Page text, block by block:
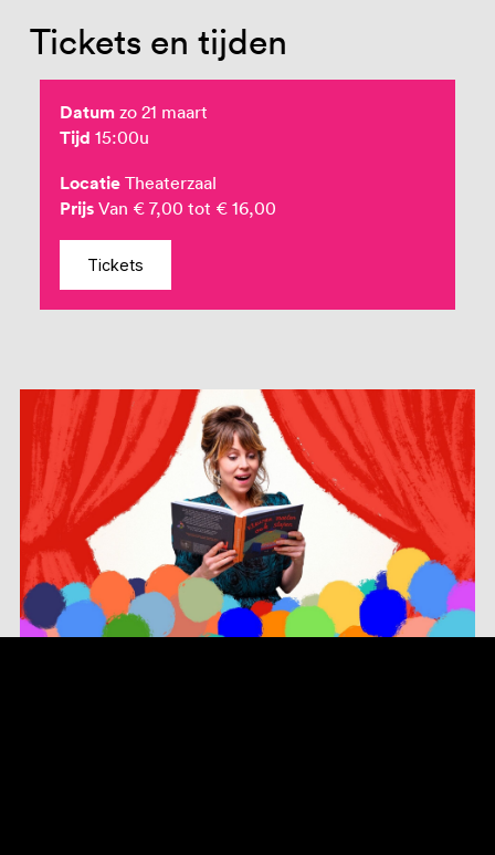
Tickets en tijden
Datum zo 21 maart
Tijd 15:00u
Locatie Theaterzaal
Prijs Van € 7,00 tot € 16,00
Tickets